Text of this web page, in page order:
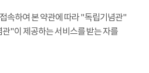
속하여 본 약관에 따라 "독립기념관"
"이 제공하는 서비스를 받는 자를